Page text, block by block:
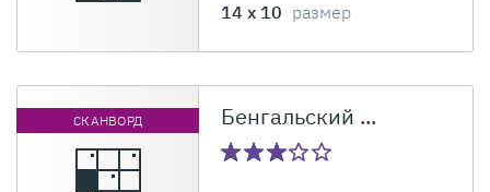
14 x 10 размер
СКАНВОРД Бенгальский ...